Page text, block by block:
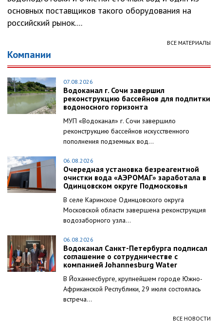
основных поставщиков такого оборудования на
российский рынок....
ВСЕ МАТЕРИАЛЫ
Компании
07.08.2026
Водоканал г. Сочи завершил
реконструкцию бассейнов для подпитки
водоносного горизонта
МУП «Водоканал» г. Сочи завершило
реконструкцию бассейнов искусственного
пополнения подземных вод...
06.08.2026
Очередная установка безреагентной
очистки вода «АЭРОМАГ» заработала в
Одинцовском округе Подмосковья
В селе Каринское Одинцовского округа
Московской области завершена реконструкция
водозаборного узла...
06.08.2026
Водоканал Санкт-Петербурга подписал
соглашение о сотрудничестве с
компанией Johannesburg Water
В Йоханнесбурге, крупнейшем городе Южно-
Африканской Республики, 29 июля состоялась
встреча...
ВСЕ НОВОСТИ